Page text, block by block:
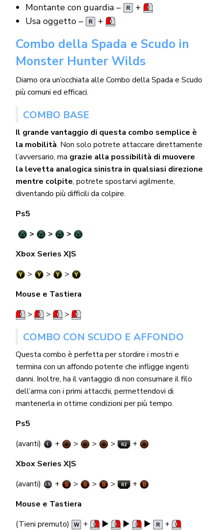
Montante con guardia –
+
Usa oggetto –
+
Combo della Spada e Scudo in
Monster Hunter Wilds
Diamo ora un’occhiata alle Combo della Spada e Scudo
più comuni ed efficaci.
COMBO BASE
Il grande vantaggio di questa combo semplice è
la mobilità. Non solo potrete attaccare direttamente
l’avversario, ma grazie alla possibilità di muovere
la levetta analogica sinistra in qualsiasi direzione
mentre colpite, potrete spostarvi agilmente,
diventando più difficili da colpire.
Ps5
>
>
>
Xbox Series X|S
>
>
>
Mouse e Tastiera
>
> >
COMBO CON SCUDO E AFFONDO
Questa combo è perfetta per stordire i mostri e
termina con un affondo potente che infligge ingenti
danni. Inoltre, ha il vantaggio di non consumare il filo
dell’arma con i primi attacchi, permettendovi di
mantenerla in ottime condizioni per più tempo.
Ps5
(avanti)
+ > > >
+
Xbox Series X|S
(avanti)
+ > > >
+
Mouse e Tastiera
(Tieni premuto)
+ ▶︎ ▶︎ ▶︎ +